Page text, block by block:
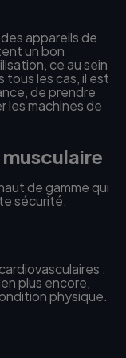
appareils de
un bon
ce au sein
les cas, il est
de prendre
les machines de
de gamme qui
sécurité.
:
plus encore,
physique.